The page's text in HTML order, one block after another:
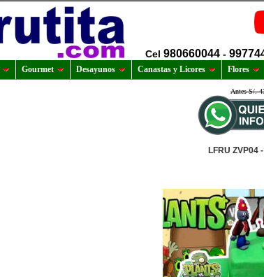
Cel 980660044 -
Gourmet Desayunos Canastas y Licores Flores
Antes S/.
LFRU ZVP04